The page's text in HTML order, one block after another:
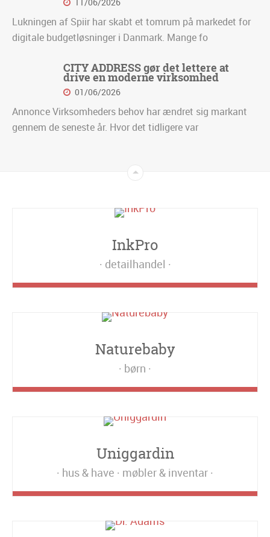
Lukningen af Spiir har skabt et tomrum på markedet for
digitale budgetløsninger i Danmark. Mange fo
CITY ADDRESS gør det lettere at
drive en moderne virksomhed
01/06/2026
Annonce Virksomheders behov har ændret sig markant
gennem de seneste år. Hvor det tidligere var
InkPro
detailhandel
Naturebaby
børn
Uniggardin
hus & have møbler & inventar